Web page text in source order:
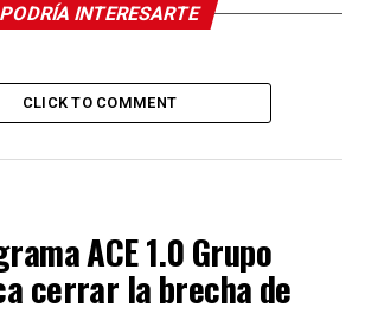
PODRÍA INTERESARTE
CLICK TO COMMENT
ACE 1.0 Grupo
cerrar la brecha de